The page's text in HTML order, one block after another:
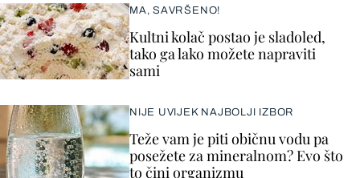
MA, SAVRŠENO!
Kultni kolač postao je sladoled,
tako ga lako možete napraviti
sami
NIJE UVIJEK NAJBOLJI IZBOR
Teže vam je piti običnu vodu pa
posežete za mineralnom? Evo što
to čini organizmu